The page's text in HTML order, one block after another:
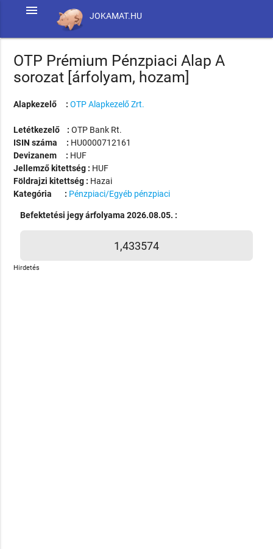
JOKAMAT.HU
menu
OTP Prémium Pénzpiaci Alap A
sorozat [árfolyam, hozam]
Alapkezelő : OTP Alapkezelő Zrt.
Letétkezelő : OTP Bank Rt.
ISIN száma : HU0000712161
Devizanem : HUF
Jellemző kitettség : HUF
Földrajzi kitettség : Hazai
Kategória : Pénzpiaci/Egyéb pénzpiaci
Befektetési jegy árfolyama 2026.08.05. :
1,433574
Hirdetés